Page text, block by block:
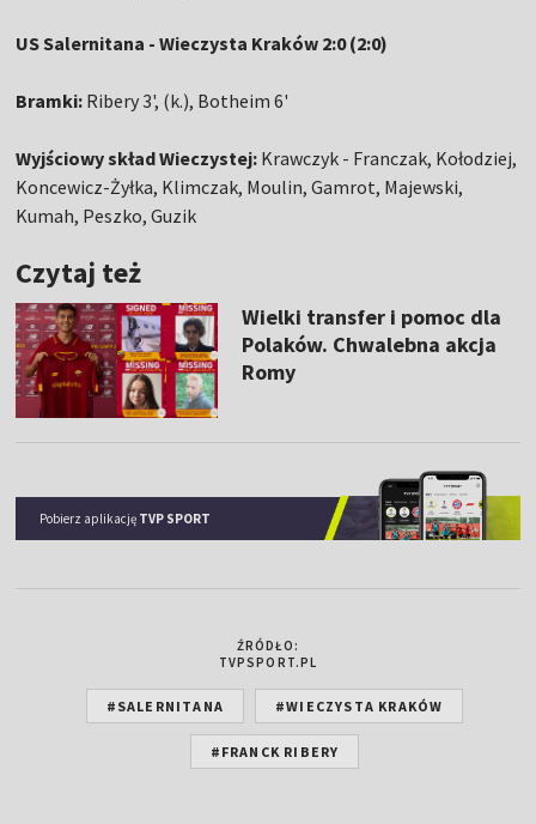
US Salernitana - Wieczysta Kraków 2:0 (2:0)
Bramki: Ribery 3', (k.), Botheim 6'
Wyjściowy skład Wieczystej: Krawczyk - Franczak, Kołodziej,
Koncewicz-Żyłka, Klimczak, Moulin, Gamrot, Majewski,
Kumah, Peszko, Guzik
Czytaj też
Wielki transfer i pomoc dla
Polaków. Chwalebna akcja
Romy
Pobierz aplikację TVP SPORT
ŹRÓDŁO:
TVPSPORT.PL
#SALERNITANA #WIECZYSTA KRAKÓW
#FRANCK RIBERY